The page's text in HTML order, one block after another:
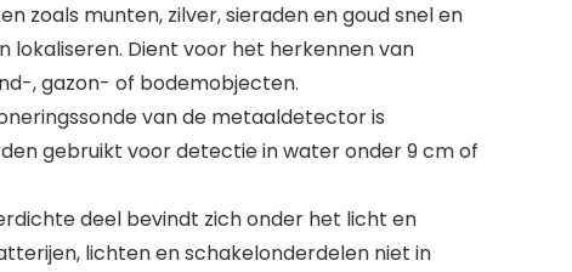
zoals munten, zilver, sieraden en goud snel en
lokaliseren. Dient voor het herkennen van
, gazon- of bodemobjecten.
van de metaaldetector is
gebruikt voor detectie in water onder 9 cm of
deel bevindt zich onder het licht en
lichten en schakelonderdelen niet in